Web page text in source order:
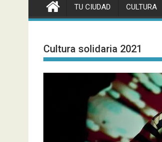
TU CIUDAD CULTURA
Cultura solidaria 2021